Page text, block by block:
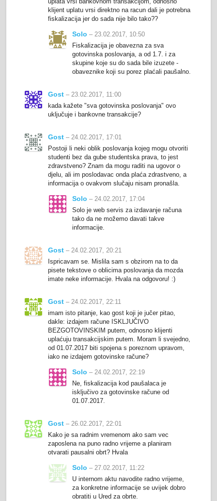
klijent uplatu vrsi direktno na racun dali je potrebna
fiskalizacija jer do sada nije bilo tako??
Solo – 23.02.2017, 10:50
Fiskalizacija je obavezna za sva
gotovinska poslovanja, a od 1.7. i za
skupine koje su do sada bile izuzete -
obaveznike koji su porez plaćali paušalno.
Gost – 23.02.2017, 11:00
kada kažete "sva gotovinska poslovanja" ovo
uključuje i bankovne transakcije?
Gost – 24.02.2017, 17:01
Postoji li neki oblik poslovanja kojeg mogu otvoriti
studenti bez da gube studentska prava, to jest
zdravstveno? Znam da mogu raditi na ugovor o
djelu, ali im poslodavac onda plaća zdrastveno, a
informacija o ovakvom slučaju nisam pronašla.
Solo – 24.02.2017, 17:04
Solo je web servis za izdavanje računa
tako da ne možemo davati takve
informacije.
Gost – 24.02.2017, 20:21
Ispricavam se. Mislila sam s obzirom na to da
pisete tekstove o oblicima poslovanja da mozda
imate neke informacije. Hvala na odgovoru! :)
Gost – 24.02.2017, 22:11
imam isto pitanje, kao gost koji je jučer pitao,
dakle: izdajem račune ISKLJUČIVO
BEZGOTOVINSKIM putem, odnosno klijenti
uplaćuju transakcijskim putem. Moram li svejedno,
od 01.07.2017 biti spojena s poreznom upravom,
iako ne izdajem gotovinske račune?
Solo – 24.02.2017, 22:19
Ne, fiskalizacija kod paušalaca je
isključivo za gotovinske račune od
01.07.2017.
Gost – 26.02.2017, 22:01
Kako je sa radnim vremenom ako sam vec
zaposlena na puno radno vrijeme a planiram
otvarati pausalni obrt? Hvala
Solo – 27.02.2017, 11:22
U internom aktu navodite radno vrijeme,
za konkretne informacije se uvijek dobro
obratiti u Ured za obrte.